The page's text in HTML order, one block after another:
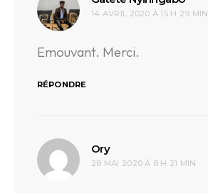
14 AVRIL 2020 À 15 H 29 MIN
Emouvant. Merci.
RÉPONDRE
Orydit :
28 MAI 2020 À 8 H 21 MIN